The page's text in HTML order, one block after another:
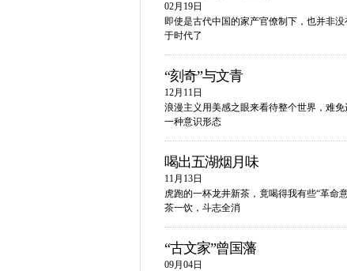
02月19日
即使是古代中国的家产官僚制下，也并非
于时代了
“刻奇”与文青
12月11日
浪漫主义用美感之眼来看待整个世界，难
一种意识形态
喝出五湖烟月味
11月13日
虎跑的一杯龙井新茶，竟喝得我有些“革命
茶一饮，斗志全消
“古文家”曾国藩
09月04日